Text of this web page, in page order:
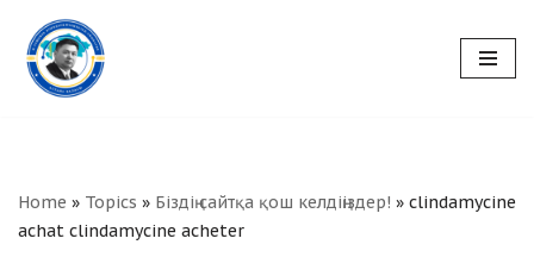
Skip
to
Home » Topics » Біздің сайтқа қош келдіңіздер! » clindamycine
achat clindamycine acheter